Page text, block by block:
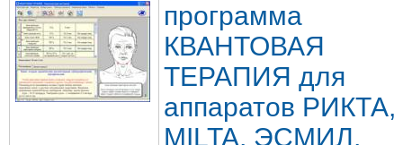
программа
КВАНТОВАЯ
ТЕРАПИЯ для
аппаратов РИКТА,
MILTA, ЭСМИЛ,